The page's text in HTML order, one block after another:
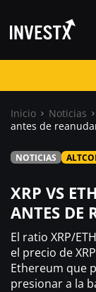
Guías
¿ Dónde
Inicio Noticias
antes de
NOTICIAS
XRP VS
ANTES DE
El ratio XRP/
el precio de
Ethereum que
presionar a la